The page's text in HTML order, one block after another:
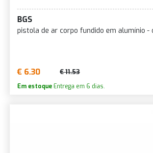
BGS
pistola de ar corpo fundido em alumínio -
€ 6.30 € 11.53
Em estoque Entrega em 6 dias.